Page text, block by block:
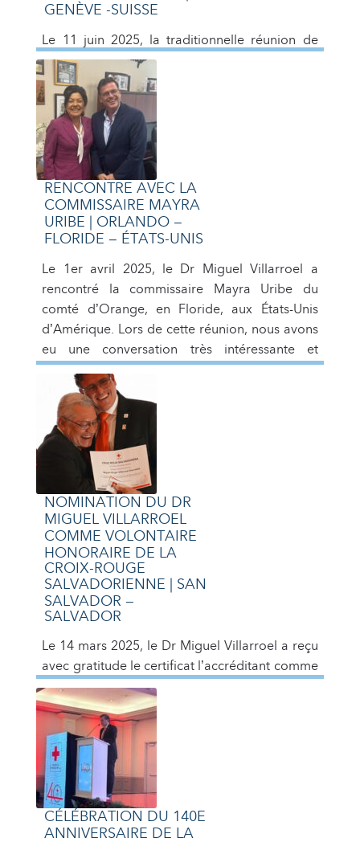
GENÈVE -SUISSE
Le 11 juin 2025, la traditionnelle réunion de
travail a eu lieu entre la Présidente de la
Fédération internationale des Sociétés de la
Croix-Rouge et du Croissant-Rouge (FICR),
Mme Katherine Forbes, et les Vice-présidents :
Dr Miguel Villarroel (Amériques), Natia Loladze
(Europe) (virtuelle), Elder Bolaji Akpan Anami
(Afrique), Maha Barges Al-Barges (Asie)
(virtuelle) et Manuel Bessler […]
RENCONTRE AVEC LA
COMMISSAIRE MAYRA
URIBE | ORLANDO –
FLORIDE – ÉTATS-UNIS
Le 1er avril 2025, le Dr Miguel Villarroel a
rencontré la commissaire Mayra Uribe du
comté d’Orange, en Floride, aux États-Unis
d’Amérique. Lors de cette réunion, nous avons
eu une conversation très intéressante et
du comté d’Orange et de la ville d’Orlando.
Nous avons pu constater le travail
extraordinaire que […]
NOMINATION DU DR
MIGUEL VILLARROEL
COMME VOLONTAIRE
HONORAIRE DE LA
CROIX-ROUGE
SALVADORIENNE | SAN
SALVADOR –
SALVADOR
Le 14 mars 2025, le Dr Miguel Villarroel a reçu
avec gratitude le certificat l’accréditant comme
volontaire honoraire de la Croix-Rouge
salvadorienne. Il a été présenté par le Dr José
Benjamín Ruiz Rodas, président de la Société
nationale, et décerné par la Croix-Rouge
salvadorienne.
CÉLÉBRATION DU 140E
ANNIVERSAIRE DE LA